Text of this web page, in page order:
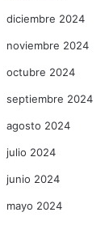
diciembre 2024
noviembre 2024
octubre 2024
septiembre 2024
agosto 2024
julio 2024
junio 2024
mayo 2024